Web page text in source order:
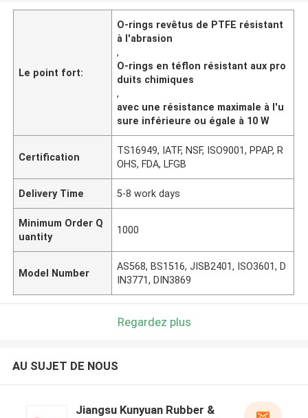
Le point fort:
O-rings revêtus de PTFE résistant
à l'abrasion
,
O-rings en téflon résistant aux pro
duits chimiques
,
avec une résistance maximale à l'u
sure inférieure ou égale à 10 W
Certification
TS16949, IATF, NSF, ISO9001, PPAP, R
OHS, FDA, LFGB
Delivery Time 5-8 work days
Minimum Order Q
uantity
1000
Model Number
AS568, BS1516, JISB2401, ISO3601, D
IN3771, DIN3869
Regardez plus
AU SUJET DE NOUS
Jiangsu Kunyuan Rubber &